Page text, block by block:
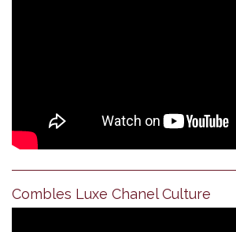
Combles Luxe Chanel Culture